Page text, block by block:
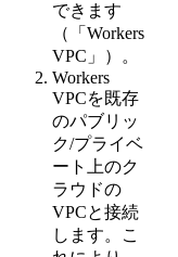
できます
（「Workers
VPC」）。
Workers
VPCを既存
のパブリッ
ク/プライベ
ート上のク
ラウドの
VPCと接続
します。こ